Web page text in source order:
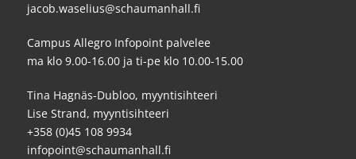
jacob.waselius@schaumanhall.fi
Campus Allegro Infopoint palvelee
ma klo 9.00-16.00 ja ti-pe klo 10.00-15.00
Tina Hagnäs-Dubloo, myyntisihteeri
Lise Strand, myyntisihteeri
+358 (0)45 108 9934
infopoint@schaumanhall.fi